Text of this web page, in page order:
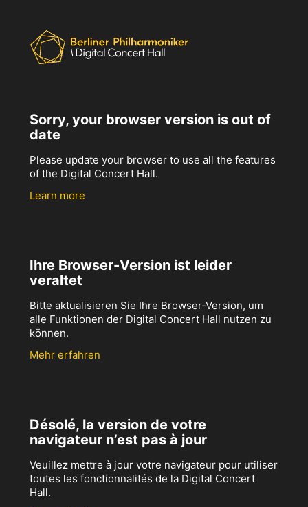
Sorry, your browser version is out of
date
Please update your browser to use all the features
of the Digital Concert Hall.
Learn more
Ihre Browser-Version ist leider
veraltet
Bitte aktualisieren Sie Ihre Browser-Version, um
alle Funktionen der Digital Concert Hall nutzen zu
können.
Mehr erfahren
Désolé, la version de votre
navigateur n’est pas à jour
Veuillez mettre à jour votre navigateur pour utiliser
toutes les fonctionnalités de la Digital Concert
Hall.